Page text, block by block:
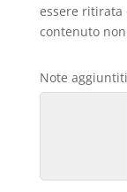
essere ritirata
contenuto
Note